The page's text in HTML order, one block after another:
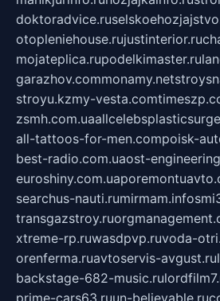
doktoradvice.ru
otopleniehouse.rujustinterior.ru
mojateplica.rupodelkimaster.ru
garazhov.commonamy.net
stroyu.kzmy-vesta.com
zsmh.com.ua
all-tattoos-for-men.compoisk-
best-radio.com.uaost-
euroshiny.com.ua
searchus-nauti.rumirmam.info
transgazstroy.ru
xtreme-rp.ruwasdpvp.ruvoda-
orenferma.ruavtoservis-avgust.ru
backstage-682-music.ru
prime-cars63.ruun-believable.ru